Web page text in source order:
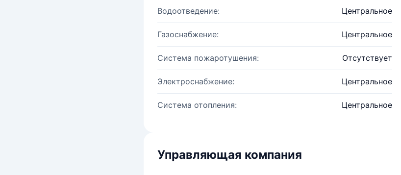
Водоотведение: Центральное
Газоснабжение: Центральное
Система пожаротушения: Отсутствует
Электроснабжение: Центральное
Система отопления: Центральное
Управляющая компания